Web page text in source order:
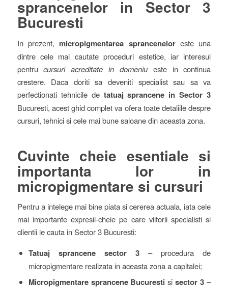
sprancenelor in Sector 3
Bucuresti
In prezent, micropigmentarea spranceneloreste una
dintre cele mai cautate proceduri estetice, iar interesul
pentrucursuri acreditate in domeniueste in continua
crestere. Daca doriti sa deveniti specialist sau sa va
perfectionati tehnicile de tatuaj sprancene in Sector 3
Bucuresti, acest ghid complet va ofera toate detaliile despre
cursuri, tehnici si cele mai bune saloane din aceasta zona.
Cuvinte cheie esentiale si
importanta lor in
micropigmentare si cursuri
Pentru a intelege mai bine piata si cererea actuala, iata cele
mai importante expresii-cheie pe care viitorii specialisti si
clientii le cauta in Sector 3 Bucuresti:
Tatuaj sprancene sector 3– procedura de
micropigmentare realizata in aceasta zona a capitalei;
Micropigmentare sprancene Bucuresti sisector 3 –